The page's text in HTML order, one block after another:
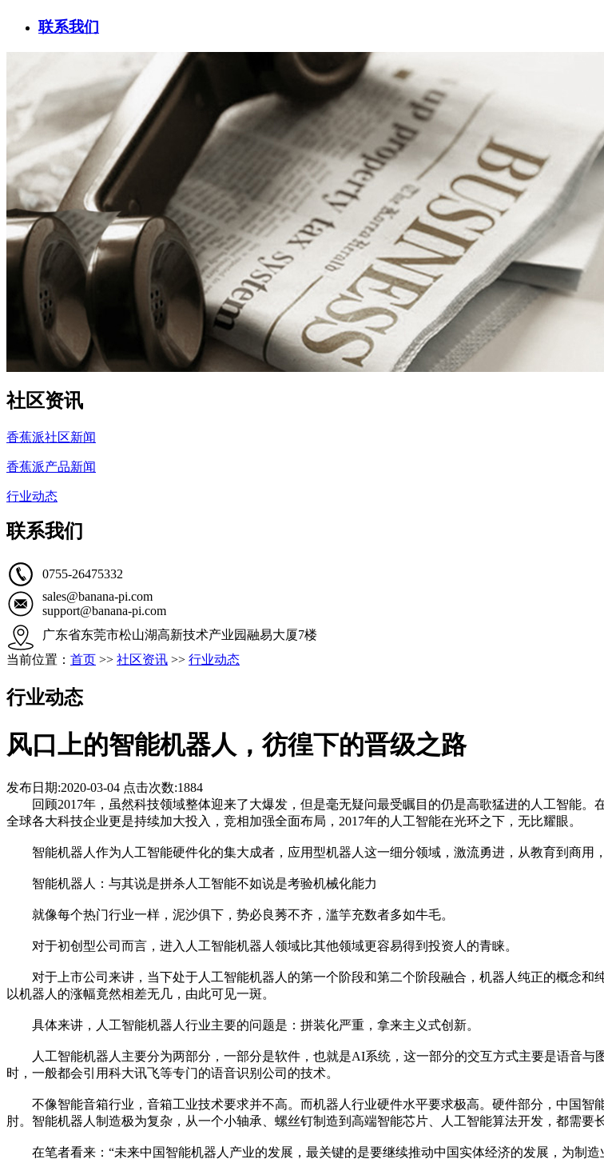
联系我们
社区资讯
香蕉派社区新闻
香蕉派产品新闻
行业动态
联系我们
0755-26475332
sales@banana-pi.com
support@banana-pi.com
广东省东莞市松山湖高新技术产业园融易大厦7楼
当前位置： 首页 >> 社区资讯 >> 行业动态
行业动态
风口上的智能机器人，彷徨下的晋级之路
发布日期:2020-03-04 点击次数:1884
回顾2017年，虽然科技领域整体迎来了大爆发，但是毫无疑问最受瞩目的仍是高歌猛进的人工智能。
全球各大科技企业更是持续加大投入，竞相加强全面布局，2017年的人工智能在光环之下，无比耀眼。
智能机器人作为人工智能硬件化的集大成者，应用型机器人这一细分领域，激流勇进，从教育到商用
智能机器人：与其说是拼杀人工智能不如说是考验机械化能力
就像每个热门行业一样，泥沙俱下，势必良莠不齐，滥竽充数者多如牛毛。
对于初创型公司而言，进入人工智能机器人领域比其他领域更容易得到投资人的青睐。
对于上市公司来讲，当下处于人工智能机器人的第一个阶段和第二个阶段融合，机器人纯正的概念和
以机器人的涨幅竟然相差无几，由此可见一斑。
具体来讲，人工智能机器人行业主要的问题是：拼装化严重，拿来主义式创新。
人工智能机器人主要分为两部分，一部分是软件，也就是AI系统，这一部分的交互方式主要是语音与
时，一般都会引用科大讯飞等专门的语音识别公司的技术。
不像智能音箱行业，音箱工业技术要求并不高。而机器人行业硬件水平要求极高。硬件部分，中国智
肘。智能机器人制造极为复杂，从一个小轴承、螺丝钉制造到高端智能芯片、人工智能算法开发，都需要
在笔者看来：“未来中国智能机器人产业的发展，最关键的是要继续推动中国实体经济的发展，为制